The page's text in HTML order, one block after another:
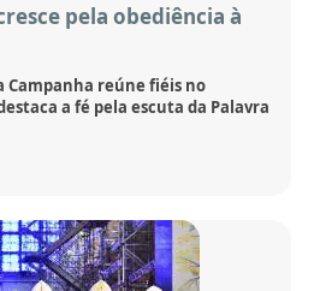
pela obediência à
Campanha reúne fiéis no
a fé pela escuta da Palavra